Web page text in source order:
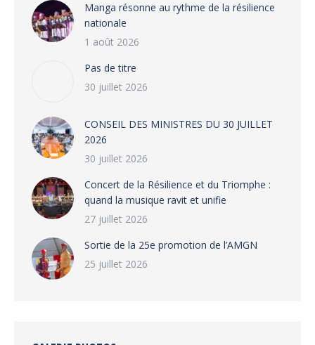
Manga résonne au rythme de la résilience
nationale
1 août 2026
Pas de titre
30 juillet 2026
CONSEIL DES MINISTRES DU 30 JUILLET
2026
30 juillet 2026
‎​Concert de la Résilience et du Triomphe :
quand la musique ravit et unifie
27 juillet 2026
‎Sortie de la 25e promotion de l’AMGN
25 juillet 2026